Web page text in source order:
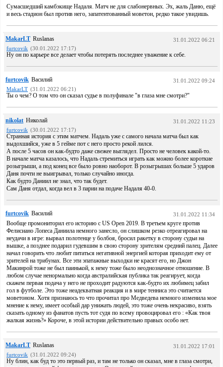
Сумасшедший камбэкище Надаля. Матч не для слабонервных. Эх, жаль Даню, ещё
и весь стадион был против него, запатентованный моветон, редко такое увидишь.
MakarLT Ruslanas
31.01.2022 06:21
furtcovik (30.01.2022 17:17)
Ну он по карьере все делает чтобы потерять последнее уважение к себе.
furtcovik Василий
31.01.2022 09:24
MakarLT (31.01.2022 06:21)
Ты о чем? О том что он сказал судье в полуфинале "в глаза мне смотри?"
nikolat Николай
31.01.2022 11:23
furtcovik (30.01.2022 17:17)
Странная история с этим матчем. Надаль уже с самого начала матча был как
выдохшийся, уже в 5 гейме пот с него просто рекой лился.
А после 5 часов он как-будто даже свежее выглядел. Просто не человек какой-то.
В начале матча казалось, что Надаль стремиться играть как можно более короткие
розыгрыши, а под конец все было ровно наоборот. В розыгрышах больше 5 ударов
Даня почти не выигрывал, только случайно иногда.
Как будто Даниил не знал, что так будет.
Сам Даня отдал, когда вел в 3 парии на подаче Надаля 40-0.
furtcovik Василий 31.01.2022 11:34
Вообще промониторил его историю с US Open 2019. В третьем круге против
Фелисиано Лопеса Даниила немного занесло, он слишком резко отреагировал на
неудачи в игре: вырвал полотенце у болбоя, бросил ракетку в сторону судьи на
вышке, а позднее подарил гудевшим в свою сторону зрителям средний палец. Далее
начал говорить что любит питаться негативной энергией которая приходит ему от
зрителей на трибунах. Все эти эпатажные выходки не красят его, но Джон
Макинрой тоже не был паинькой, к нему тоже было неоднозначное отношение. В
любом случае ненормально когда австралийская публика так реагирует, когда
скажем первая подача у него не проходит радуются как-будто их любимец забил
гол в футболе. Это тоже неадекватная реакция и в мире тенниса это считается
моветоном. Хотя признаюсь то что прочитал про Медведева немного изменила мое
мнение к нему, имеет особый дар унижать людей, это тоже очень некрасиво, взять
сказать одному из фанатов пусть тот судя по всему провоцировал его : «Как твоя
жалкая жизнь?» Короче, в этой истории действительно правых особо нет.
MakarLT Ruslanas
31.01.2022 17:01
furtcovik (31.01.2022 09:24)
Ну блин, как буд то это первый раз, и там не только он сказал, мне в глаза смотри,